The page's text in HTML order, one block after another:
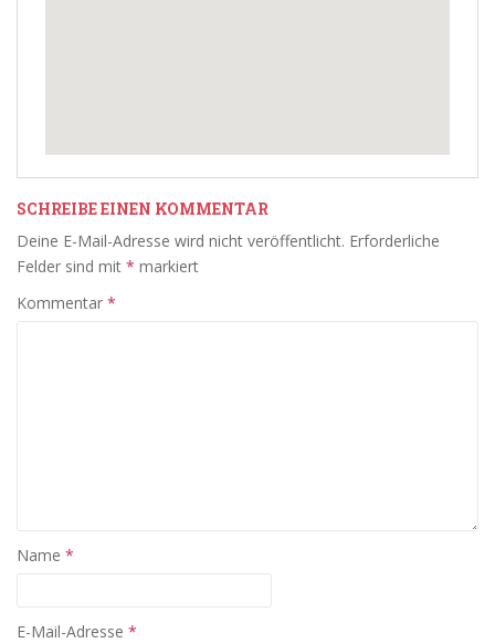
SCHREIBE EINEN KOMMENTAR
Deine E-Mail-Adresse wird nicht veröffentlicht. Erforderliche
Felder sind mit * markiert
Kommentar *
Name *
E-Mail-Adresse *